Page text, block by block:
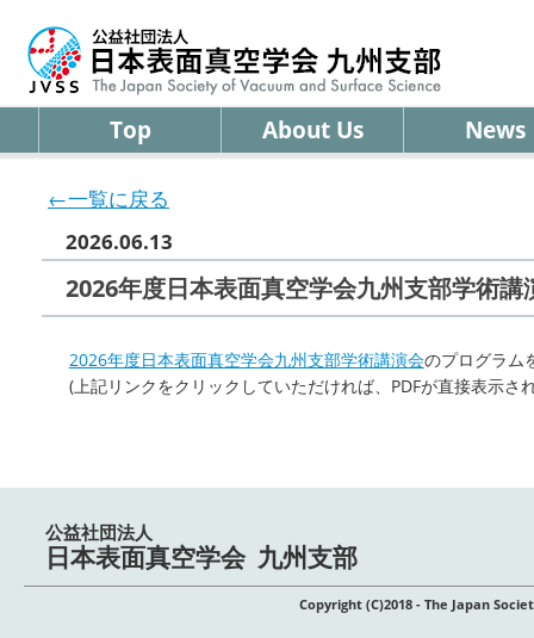
Top About Us News
←一覧に戻る
2026.06.13
2026年度日本表面真空学会九州支部学術
2026年度日本表面真空学会九州支部学術講演会のプログラム
(上記リンクをクリックしていただければ、PDFが直接表示さ
公益社団法人
日本表面真空学会 九州支部
Copyright (C)2018 - The Japan